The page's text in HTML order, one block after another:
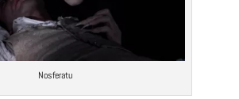
Nosferatu